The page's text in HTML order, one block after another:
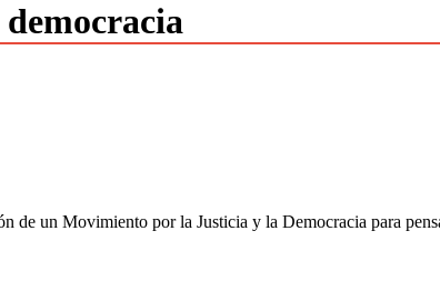
de un Movimiento por la Justicia y la Democracia para